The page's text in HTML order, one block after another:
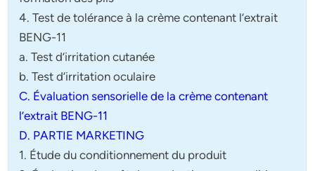
4. Test de tolérance à la crème contenant l’extrait
BENG-11
a. Test d’irritation cutanée
b. Test d’irritation oculaire
C. Évaluation sensorielle de la crème contenant
l’extrait BENG-11
D. PARTIE MARKETING
1. Étude du conditionnement du produit